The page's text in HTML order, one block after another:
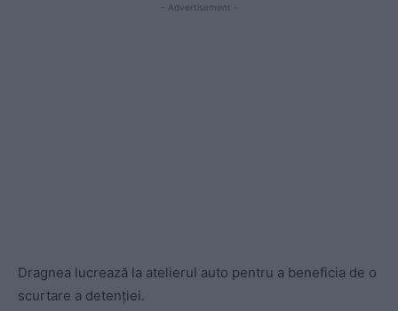
- Advertisement -
Dragnea lucrează la atelierul auto pentru a beneficia de o
scurtare a detenției.